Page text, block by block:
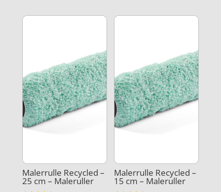
Malerrulle Recycled –
25 cm – Maleruller
Malerrulle Recycled –
15 cm – Maleruller